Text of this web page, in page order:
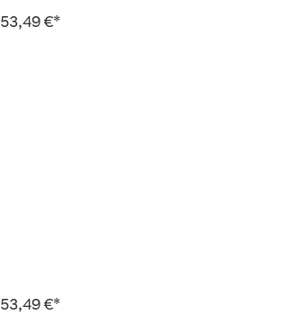
53,49 €*
53,49 €*